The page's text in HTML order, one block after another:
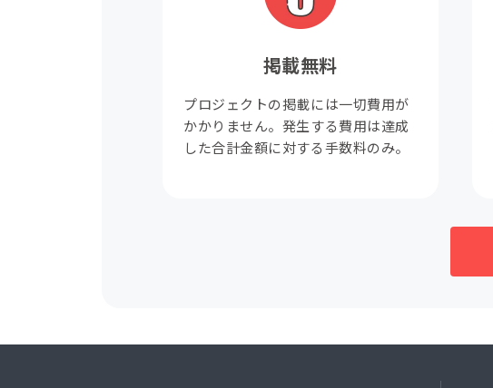
掲載無料
プロジェクトの掲載には一切費用が
かかりません。発生する費用は達成
した合計金額に対する手数料のみ。